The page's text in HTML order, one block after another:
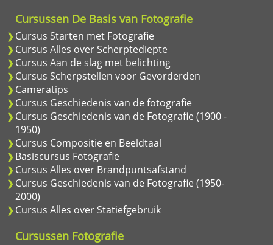
Cursussen De Basis van Fotografie
Cursus Starten met Fotografie
Cursus Alles over Scherptediepte
Cursus Aan de slag met belichting
Cursus Scherpstellen voor Gevorderden
Cameratips
Cursus Geschiedenis van de fotografie
Cursus Geschiedenis van de Fotografie (1900 -
1950)
Cursus Compositie en Beeldtaal
Basiscursus Fotografie
Cursus Alles over Brandpuntsafstand
Cursus Geschiedenis van de Fotografie (1950-
2000)
Cursus Alles over Statiefgebruik
Cursussen Fotografie